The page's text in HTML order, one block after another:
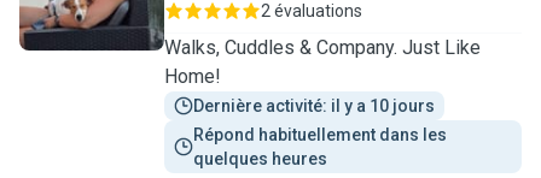
2 évaluations
Walks, Cuddles & Company. Just Like
Home!
Dernière activité: il y a 10 jours
Répond habituellement dans les
quelques heures